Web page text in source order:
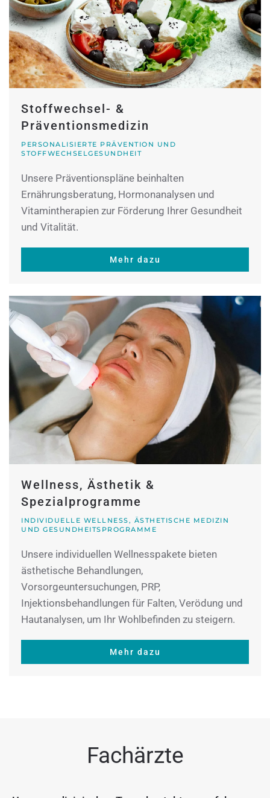
Stoffwechsel- &
Präventionsmedizin
PERSONALISIERTE PRÄVENTION UND
STOFFWECHSELGESUNDHEIT
Unsere Präventionspläne beinhalten
Ernährungsberatung, Hormonanalysen und
Vitamintherapien zur Förderung Ihrer Gesundheit
und Vitalität.
Mehr dazu
Wellness, Ästhetik &
Spezialprogramme
INDIVIDUELLE WELLNESS, ÄSTHETISCHE MEDIZIN
UND GESUNDHEITSPROGRAMME
Unsere individuellen Wellnesspakete bieten
ästhetische Behandlungen,
Vorsorgeuntersuchungen, PRP,
Injektionsbehandlungen für Falten, Verödung und
Hautanalysen, um Ihr Wohlbefinden zu steigern.
Mehr dazu
Fachärzte